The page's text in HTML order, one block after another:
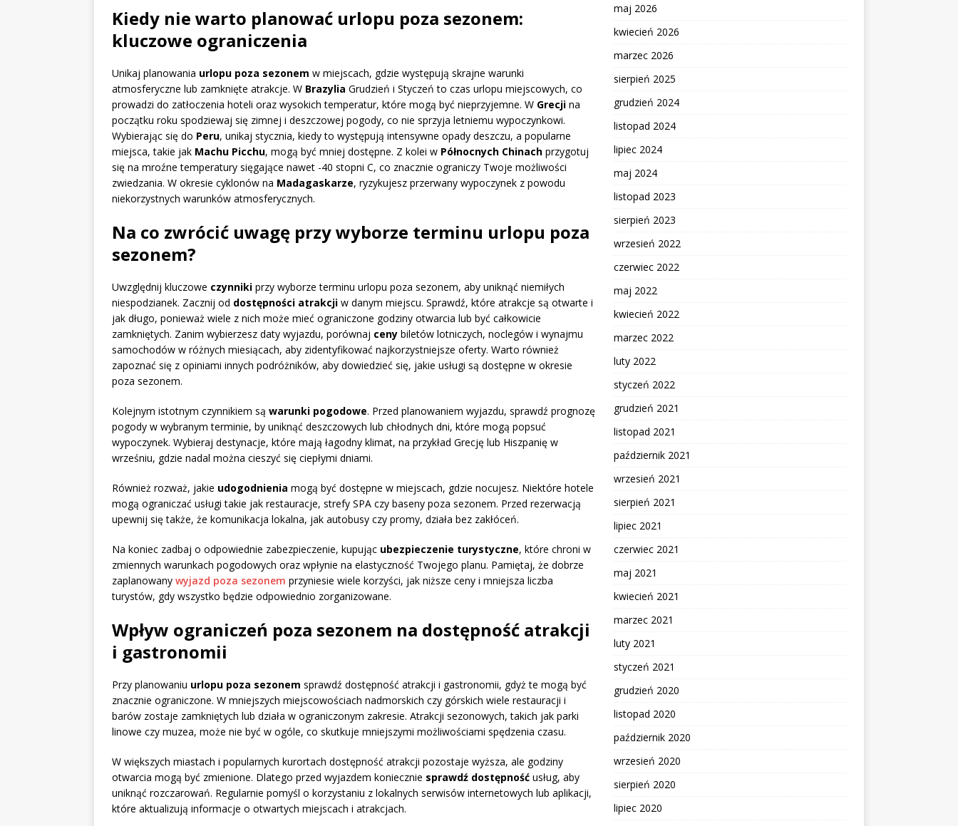
Kiedy nie warto planować urlopu poza sezonem:
kluczowe ograniczenia
Unikaj planowania urlopu poza sezonem w miejscach, gdzie występują skrajne warunki
atmosferyczne lub zamknięte atrakcje. W Brazylia Grudzień i Styczeń to czas urlopu miejscowych, co
prowadzi do zatłoczenia hoteli oraz wysokich temperatur, które mogą być nieprzyjemne. W Grecji na
początku roku spodziewaj się zimnej i deszczowej pogody, co nie sprzyja letniemu wypoczynkowi.
Wybierając się do Peru, unikaj stycznia, kiedy to występują intensywne opady deszczu, a popularne
miejsca, takie jak Machu Picchu, mogą być mniej dostępne. Z kolei w Północnych Chinach przygotuj
się na mroźne temperatury sięgające nawet -40 stopni C, co znacznie ograniczy Twoje możliwości
zwiedzania. W okresie cyklonów na Madagaskarze, ryzykujesz przerwany wypoczynek z powodu
niekorzystnych warunków atmosferycznych.
Na co zwrócić uwagę przy wyborze terminu urlopu poza
sezonem?
Uwzględnij kluczowe czynniki przy wyborze terminu urlopu poza sezonem, aby uniknąć niemiłych
niespodzianek. Zacznij od dostępności atrakcji w danym miejscu. Sprawdź, które atrakcje są otwarte i
jak długo, ponieważ wiele z nich może mieć ograniczone godziny otwarcia lub być całkowicie
zamkniętych. Zanim wybierzesz daty wyjazdu, porównaj ceny biletów lotniczych, noclegów i wynajmu
samochodów w różnych miesiącach, aby zidentyfikować najkorzystniejsze oferty. Warto również
zapoznać się z opiniami innych podróżników, aby dowiedzieć się, jakie usługi są dostępne w okresie
poza sezonem.
Kolejnym istotnym czynnikiem są warunki pogodowe. Przed planowaniem wyjazdu, sprawdź prognozę
pogody w wybranym terminie, by uniknąć deszczowych lub chłodnych dni, które mogą popsuć
wypoczynek. Wybieraj destynacje, które mają łagodny klimat, na przykład Grecję lub Hiszpanię w
wrześniu, gdzie nadal można cieszyć się ciepłymi dniami.
Również rozważ, jakie udogodnienia mogą być dostępne w miejscach, gdzie nocujesz. Niektóre hotele
mogą ograniczać usługi takie jak restauracje, strefy SPA czy baseny poza sezonem. Przed rezerwacją
upewnij się także, że komunikacja lokalna, jak autobusy czy promy, działa bez zakłóceń.
Na koniec zadbaj o odpowiednie zabezpieczenie, kupując ubezpieczenie turystyczne, które chroni w
zmiennych warunkach pogodowych oraz wpłynie na elastyczność Twojego planu. Pamiętaj, że dobrze
zaplanowany wyjazd poza sezonem przyniesie wiele korzyści, jak niższe ceny i mniejsza liczba
turystów, gdy wszystko będzie odpowiednio zorganizowane.
Wpływ ograniczeń poza sezonem na dostępność atrakcji
i gastronomii
Przy planowaniu urlopu poza sezonem sprawdź dostępność atrakcji i gastronomii, gdyż te mogą być
znacznie ograniczone. W mniejszych miejscowościach nadmorskich czy górskich wiele restauracji i
barów zostaje zamkniętych lub działa w ograniczonym zakresie. Atrakcji sezonowych, takich jak parki
linowe czy muzea, może nie być w ogóle, co skutkuje mniejszymi możliwościami spędzenia czasu.
W większych miastach i popularnych kurortach dostępność atrakcji pozostaje wyższa, ale godziny
otwarcia mogą być zmienione. Dlatego przed wyjazdem koniecznie sprawdź dostępność usług, aby
uniknąć rozczarowań. Regularnie pomyśl o korzystaniu z lokalnych serwisów internetowych lub aplikacji,
które aktualizują informacje o otwartych miejscach i atrakcjach.
maj 2026
kwiecień 2026
marzec 2026
sierpień 2025
grudzień 2024
listopad 2024
lipiec 2024
maj 2024
listopad 2023
sierpień 2023
wrzesień 2022
czerwiec 2022
maj 2022
kwiecień 2022
marzec 2022
luty 2022
styczeń 2022
grudzień 2021
listopad 2021
październik 2021
wrzesień 2021
sierpień 2021
lipiec 2021
czerwiec 2021
maj 2021
kwiecień 2021
marzec 2021
luty 2021
styczeń 2021
grudzień 2020
listopad 2020
październik 2020
wrzesień 2020
sierpień 2020
lipiec 2020